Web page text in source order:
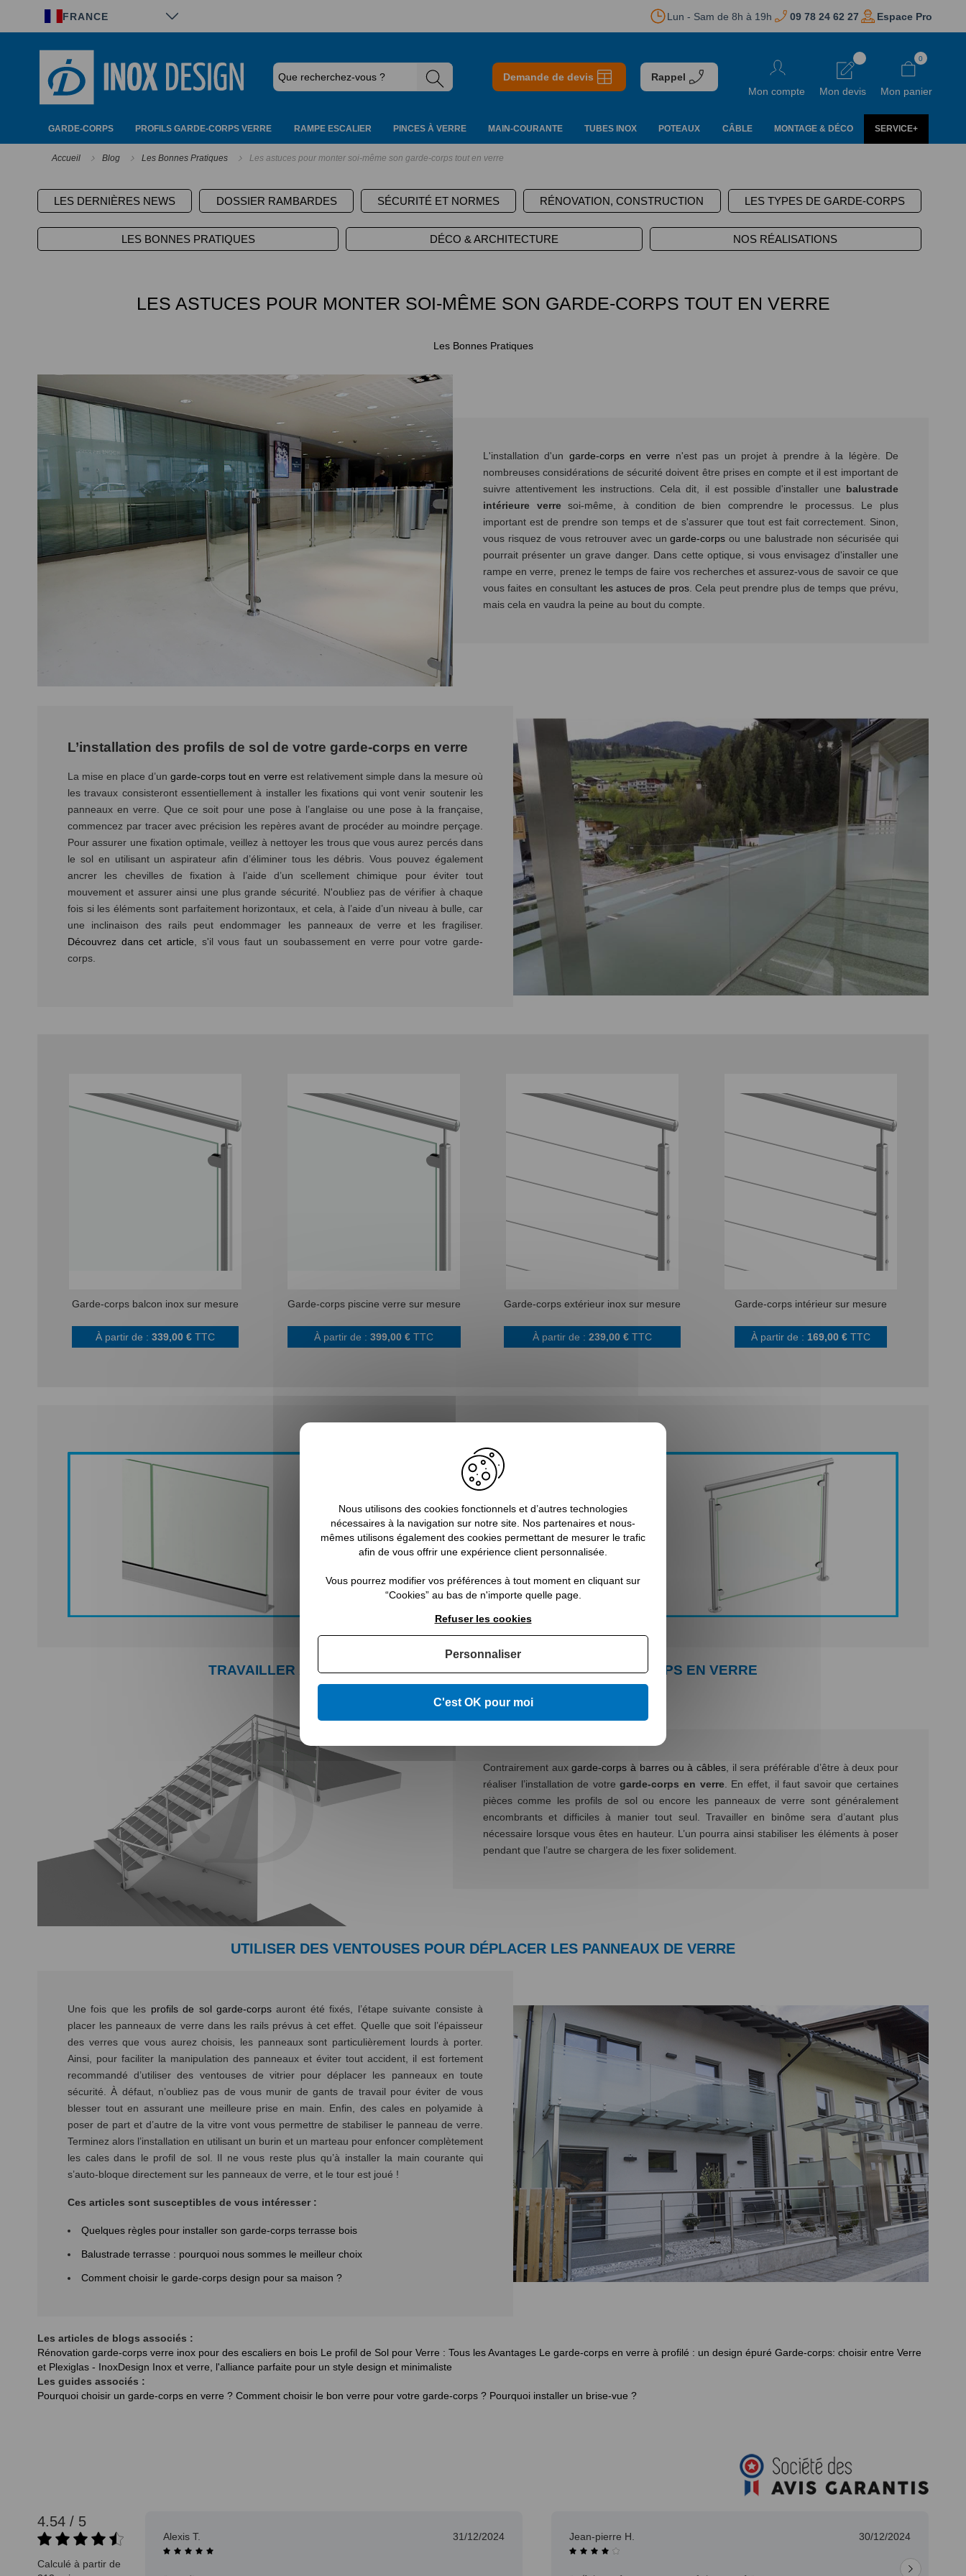
FRANCE Lun - Sam de 8h à 19h 09 78 24 62 27 Espace Pro
Demande de devis
Rappel
Mon compte
Mon devis Mon panier
0
GARDE-CORPS PROFILS GARDE-CORPS VERRE RAMPE ESCALIER PINCES À VERRE MAIN-COURANTE TUBES INOX POTEAUX CÂBLE MONTAGE & DÉCO SERVICE+
Accueil Blog Les Bonnes Pratiques Les astuces pour monter soi-même son garde-corps tout en verre
LES DERNIÈRES NEWS DOSSIER RAMBARDES SÉCURITÉ ET NORMES RÉNOVATION, CONSTRUCTION LES TYPES DE GARDE-CORPS
LES BONNES PRATIQUES DÉCO & ARCHITECTURE NOS RÉALISATIONS
LES ASTUCES POUR MONTER SOI-MÊME SON GARDE-CORPS TOUT EN VERRE
Les Bonnes Pratiques
L'installation d'un garde-corps en verre n'est pas un projet à prendre à la légère. De
nombreuses considérations de sécurité doivent être prises en compte et il est important de
suivre attentivement les instructions. Cela dit, il est possible d'installer une balustrade
intérieure verresoi-même, à condition de bien comprendre le processus. Le plus
important est de prendre son temps et de s'assurer que tout est fait correctement. Sinon,
vous risquez de vous retrouver avec ungarde-corps ou une balustrade non sécurisée qui
pourrait présenter un grave danger. Dans cette optique, si vous envisagez d'installer une
rampe en verre, prenez le temps de faire vos recherches et assurez-vous de savoir ce que
vous faites en consultant les astuces de pros. Cela peut prendre plus de temps que prévu,
mais cela en vaudra la peine au bout du compte.
L’installation des profils de sol de votre garde-corps en verre
La mise en place d’ungarde-corps tout en verre est relativement simple dans la mesure où
les travaux consisteront essentiellement à installer les fixations qui vont venir soutenir les
panneaux en verre. Que ce soit pour une pose à l’anglaise ou une pose à la française,
commencez par tracer avec précision les repères avant de procéder au moindre perçage.
Pour assurer une fixation optimale, veillez à nettoyer les trous que vous aurez percés dans
le sol en utilisant un aspirateur afin d’éliminer tous les débris. Vous pouvez également
ancrer les chevilles de fixation à l’aide d’un scellement chimique pour éviter tout
mouvement et assurer ainsi une plus grande sécurité. N'oubliez pas de vérifier à chaque
fois si les éléments sont parfaitement horizontaux, et cela, à l’aide d’un niveau à bulle, car
une inclinaison des rails peut endommager les panneaux de verre et les fragiliser.
Découvrez dans cet article, s'il vous faut un soubassement en verre pour votre garde-
corps.
Garde-corps balcon inox sur mesure
À partir de :339,00 € TTC
Garde-corps piscine verre sur mesure
À partir de :399,00 € TTC
Garde-corps extérieur inox sur mesure
À partir de : 239,00 € TTC
Garde-corps intérieur sur mesure
À partir de : 169,00 € TTC
TRAVAILLER À DEUX SUR L’INSTALLATION DE VOTRE GARDE-CORPS EN VERRE
Contrairement auxgarde-corps à barres ou à câbles , il sera préférable d’être à deux pour
réaliser l’installation de votregarde-corps en verre. En effet, il faut savoir que certaines
pièces comme les profils de sol ou encore les panneaux de verre sont généralement
encombrants et difficiles à manier tout seul. Travailler en binôme sera d’autant plus
nécessaire lorsque vous êtes en hauteur. L’un pourra ainsi stabiliser les éléments à poser
pendant que l’autre se chargera de les fixer solidement.
UTILISER DES VENTOUSES POUR DÉPLACER LES PANNEAUX DE VERRE
Une fois que les profils de sol garde-corps auront été fixés, l’étape suivante consiste à
placer les panneaux de verre dans les rails prévus à cet effet. Quelle que soit l’épaisseur
des verres que vous aurez choisis, les panneaux sont particulièrement lourds à porter.
Ainsi, pour faciliter la manipulation des panneaux et éviter tout accident, il est fortement
recommandé d’utiliser des ventouses de vitrier pour déplacer les panneaux en toute
sécurité. À défaut, n’oubliez pas de vous munir de gants de travail pour éviter de vous
blesser tout en assurant une meilleure prise en main. Enfin, des cales en polyamide à
poser de part et d’autre de la vitre vont vous permettre de stabiliser le panneau de verre.
Terminez alors l’installation en utilisant un burin et un marteau pour enfoncer complètement
les cales dans le profil de sol. Il ne vous reste plus qu’à installer la main courante qui
s’auto-bloque directement sur les panneaux de verre, et le tour est joué !
Ces articles sont susceptibles de vous intéresser :
Quelques règles pour installer son garde-corps terrasse bois
Balustrade terrasse : pourquoi nous sommes le meilleur choix
Comment choisir le garde-corps design pour sa maison ?
Les articles de blogs associés :
Rénovation garde-corps verre inox pour des escaliers en bois Le profil de Sol pour Verre : Tous les Avantages Le garde-corps en verre à profilé : un design épuré Garde-corps: choisir entre Verre
et Plexiglas - InoxDesign Inox et verre, l'alliance parfaite pour un style design et minimaliste
Les guides associés :
Pourquoi choisir un garde-corps en verre ? Comment choisir le bon verre pour votre garde-corps ? Pourquoi installer un brise-vue ?
4.54 / 5
Calculé à partir de
31/12/2024 Jean-pierre H. 30/12/2024 Sofiane M. 04/12/2023
Panneau de gestion des cookies
Nous utilisons des cookies fonctionnels et d’autres technologies
nécessaires à la navigation sur notre site. Nos partenaires et nous-
mêmes utilisons également des cookies permettant de mesurer le trafic
afin de vous offrir une expérience client personnalisée.
Vous pourrez modifier vos préférences à tout moment en cliquant sur
“Cookies” au bas de n'importe quelle page.
C'est OK pour moi
Refuser les cookies
Personnaliser